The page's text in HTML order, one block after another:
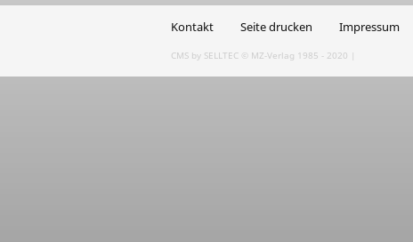
Kontakt Seite drucken Impressum
CMS by SELLTEC © MZ-Verlag 1985 - 2020 |